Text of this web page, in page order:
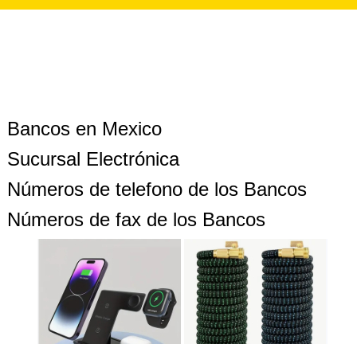
Bancos en Mexico
Sucursal Electrónica
Números de telefono de los Bancos
Números de fax de los Bancos